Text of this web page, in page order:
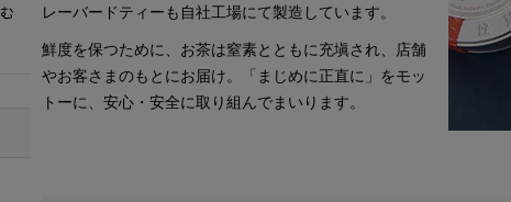
レーバードティーも自社工場にて製造しています。
鮮度を保つために、お茶は窒素とともに充塡され、店舗
やお客さまのもとにお届け。「まじめに正直に」をモッ
トーに、安心・安全に取り組んでまいります。